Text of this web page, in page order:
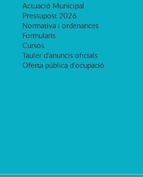
Actuació Municipal
Pressupost 2026
Normativa i ordenances
Formularis
Cursos
Tauler d'anuncis oficials
Oferta pública d'ocupació